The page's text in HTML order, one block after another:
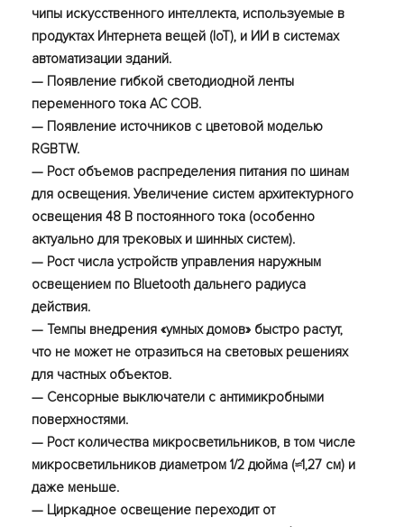
чипы искусственного интеллекта, используемые в
продуктах Интернета вещей (IoT), и ИИ в системах
автоматизации зданий.
— Появление гибкой светодиодной ленты
переменного тока AC COB.
— Появление источников с цветовой моделью
RGBTW.
— Рост объемов распределения питания по шинам
для освещения. Увеличение систем архитектурного
освещения 48 В постоянного тока (особенно
актуально для трековых и шинных систем).
— Рост числа устройств управления наружным
освещением по Bluetooth дальнего радиуса
действия.
— Темпы внедрения «умных домов» быстро растут,
что не может не отразиться на световых решениях
для частных объектов.
— Сенсорные выключатели с антимикробными
поверхностями.
— Рост количества микросветильников, в том числе
микросветильников диаметром 1/2 дюйма (≈1,27 см) и
даже меньше.
— Циркадное освещение переходит от